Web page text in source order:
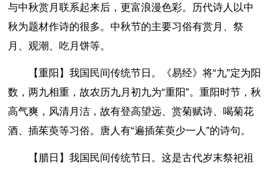
与中秋赏月联系起来后，更富浪漫色彩。历代诗人以中
秋为题材作诗的很多。中秋节的主要习俗有赏月、祭
月、观潮、吃月饼等。
【重阳】我国民间传统节日。《易经》将“九”定为阳
数，两九相重，故农历九月初九为“重阳”。重阳时节，秋
高气爽，风清月洁，故有登高望远、赏菊赋诗、喝菊花
酒、插茱萸等习俗。唐人有“遍插茱萸少一人”的诗句。
【腊日】我国民间传统节日。这是古代岁末祭祀祖